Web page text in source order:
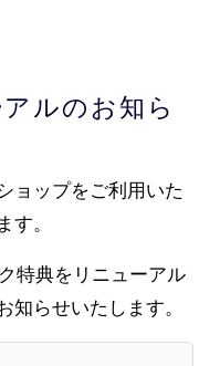
ルのお知ら
ョップをご利用いた
す。
特典をリニューアル
知らせいたします。